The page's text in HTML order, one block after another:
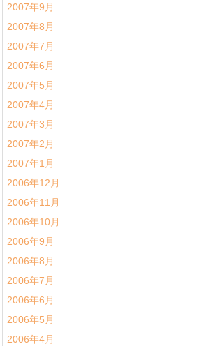
2007年9月
2007年8月
2007年7月
2007年6月
2007年5月
2007年4月
2007年3月
2007年2月
2007年1月
2006年12月
2006年11月
2006年10月
2006年9月
2006年8月
2006年7月
2006年6月
2006年5月
2006年4月